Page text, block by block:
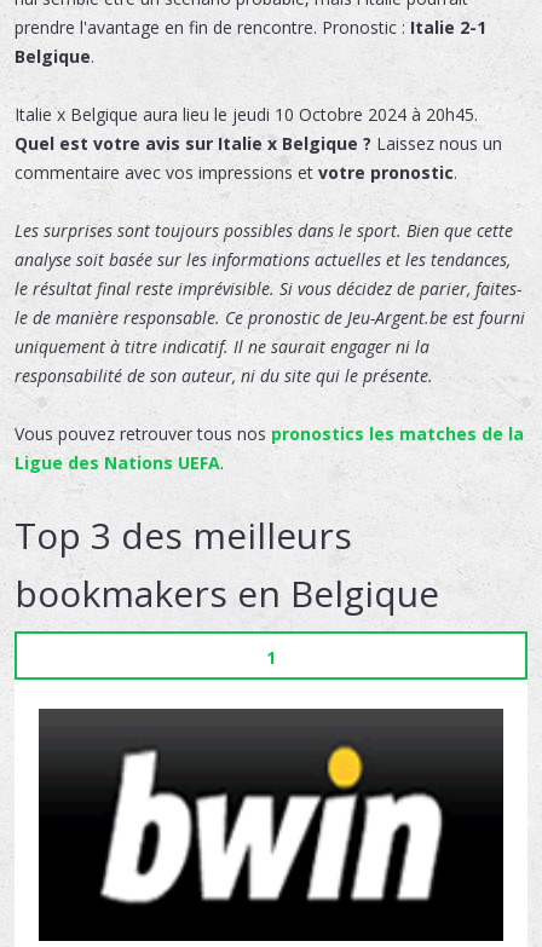
prendre l'avantage en fin de rencontre. Pronostic : Italie 2-1
Belgique.
Italie x Belgique aura lieu le jeudi 10 Octobre 2024 à 20h45.
Quel est votre avis sur Italie x Belgique ? Laissez nous un
commentaire avec vos impressions et votre pronostic.
Les surprises sont toujours possibles dans le sport. Bien que cette
analyse soit basée sur les informations actuelles et les tendances,
le résultat final reste imprévisible. Si vous décidez de parier, faites-
le de manière responsable. Ce pronostic de Jeu-Argent.be est fourni
uniquement à titre indicatif. Il ne saurait engager ni la
responsabilité de son auteur, ni du site qui le présente.
Vous pouvez retrouver tous nos pronostics les matches de la
Ligue des Nations UEFA.
Top 3 des meilleurs
bookmakers en Belgique
1